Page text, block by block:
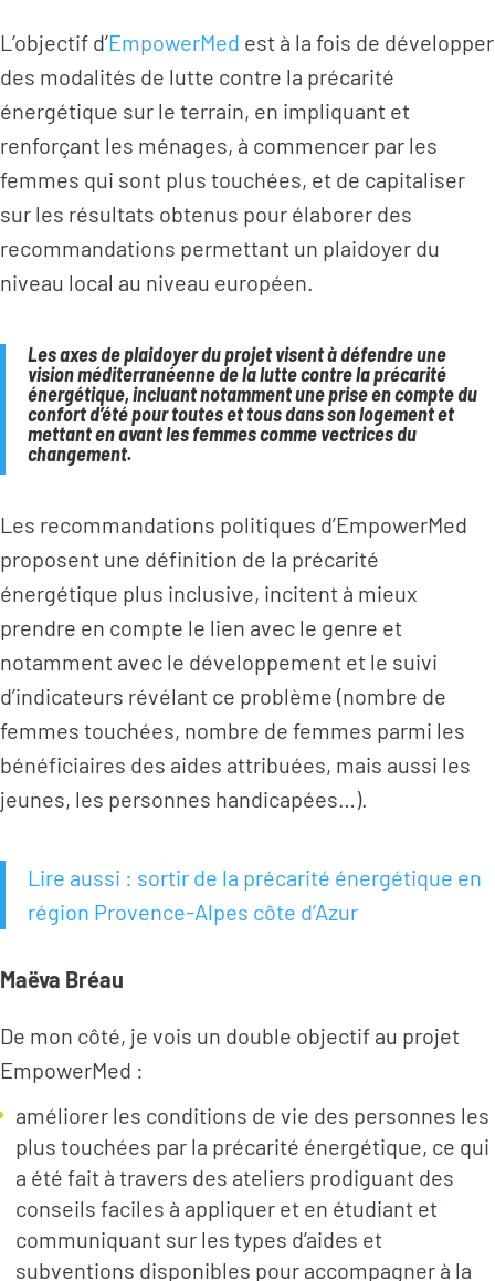
L’objectif d’EmpowerMed est à la fois de développer
des modalités de lutte contre la précarité
énergétique sur le terrain, en impliquant et
renforçant les ménages, à commencer par les
femmes qui sont plus touchées, et de capitaliser
sur les résultats obtenus pour élaborer des
recommandations permettant un plaidoyer du
niveau local au niveau européen.
Les axes de plaidoyer du projet visent à défendre une
vision méditerranéenne de la lutte contre la précarité
énergétique, incluant notamment une prise en compte du
confort d’été pour toutes et tous dans son logement et
mettant en avant les femmes comme vectrices du
changement.
Les recommandations politiques d’EmpowerMed
proposent une définition de la précarité
énergétique plus inclusive, incitent à mieux
prendre en compte le lien avec le genre et
notamment avec le développement et le suivi
d’indicateurs révélant ce problème (nombre de
femmes touchées, nombre de femmes parmi les
bénéficiaires des aides attribuées, mais aussi les
jeunes, les personnes handicapées…).
Lire aussi : sortir de la précarité énergétique en
région Provence-Alpes côte d’Azur
Maëva Bréau
De mon côté, je vois un double objectif au projet
EmpowerMed :
améliorer les conditions de vie des personnes les
plus touchées par la précarité énergétique, ce qui
a été fait à travers des ateliers prodiguant des
conseils faciles à appliquer et en étudiant et
communiquant sur les types d’aides et
subventions disponibles pour accompagner à la